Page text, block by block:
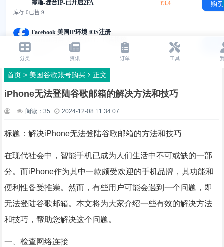
首页> 美国谷歌账号购买 正文
iPhone无法登陆谷歌邮箱的解决方法和技巧
阅读： 35 2024-12-08 11:34:07
标题：解决iPhone无法登陆谷歌邮箱的方法和技巧
在现代社会中，智能手机已成为人们生活中不可或缺的一部
分。而iPhone作为其中一款颇受欢迎的手机品牌，其功能和
便利性备受推崇。然而，有些用户可能会遇到一个问题，即
无法登陆谷歌邮箱。本文将为大家介绍一些有效的解决方法
和技巧，帮助您解决这个问题。
一、检查网络连接